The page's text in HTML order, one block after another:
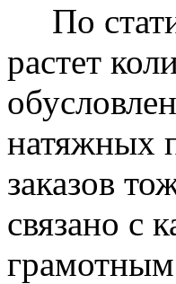
По
растет
натяжных
заказов
связано с